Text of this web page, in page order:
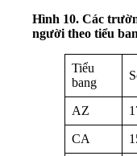
Hình 10. Các
người theo tiểu
Tiểu
bang
AZ
CA